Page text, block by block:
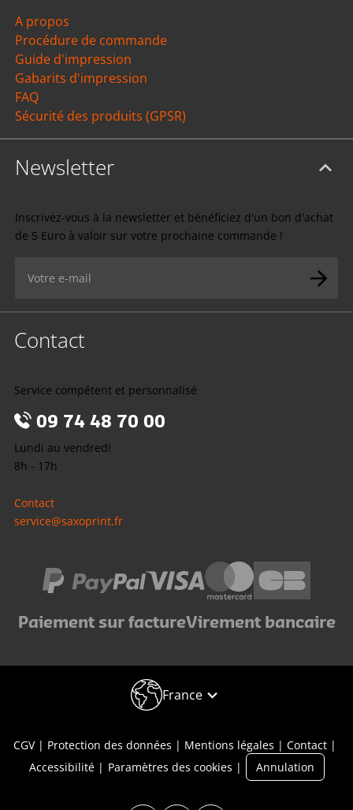
A propos
Procédure de commande
Guide d'impression
Gabarits d'impression
FAQ
Sécurité des produits (GPSR)
Newsletter
Inscrivez-vous à la newsletter et bénéficiez d'un bon d'achat
de 5 Euro à valoir sur votre prochaine commande !
Contact
Service compétent et personnalisé
09 74 48 70 00
Lundi au vendredi
8h - 17h
Contact
service@saxoprint.fr
Paiement sur factureVirement bancaire
France
CGV Protection des données Mentions légales
Contact
Accessibilité
Paramètres des cookies Annulation